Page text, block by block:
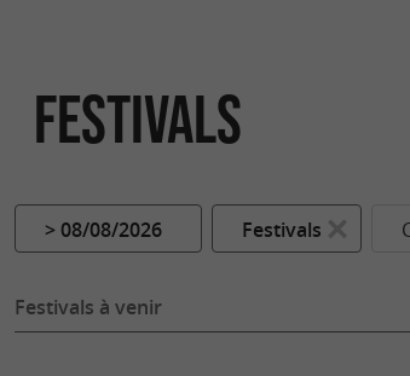
Festivals
> 08/08/2026 Festivals
Festivals à venir